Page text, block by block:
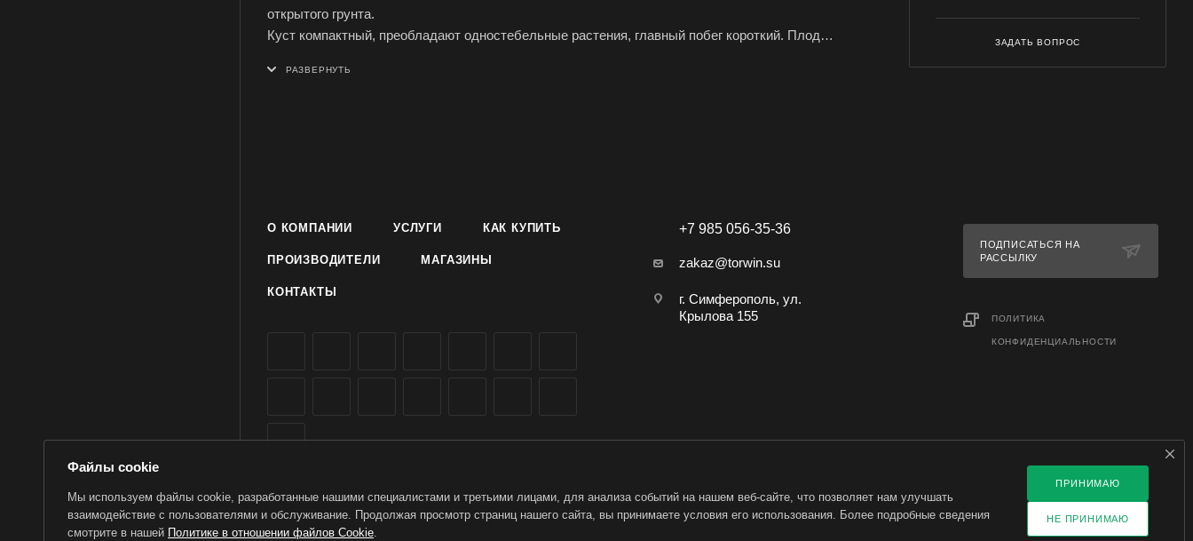
открытого грунта.
Куст компактный, преобладают одностебельные растения, главный побег короткий. Плод
деревянистая, мякоть белая, плотная, нежная.
корень. При необходимости растения окучивают. При разрастании куста нужно удалить
Срезать плоды нужно 1-2 раза в неделю для новой завязи.
ЗАДАТЬ ВОПРОС
О КОМПАНИИ УСЛУГИ КАК КУПИТЬ
ПРОИЗВОДИТЕЛИ МАГАЗИНЫ
КОНТАКТЫ
+7 985 056-35-36
zakaz@torwin.su
г. Симферополь, ул.
Крылова 155
ПОДПИСАТЬСЯ НА
РАССЫЛКУ
ПОЛИТИКА
КОНФИДЕНЦИАЛЬНОСТИ
2026 © TorWin – интернет-магазин
Файлы cookie
Мы используем файлы cookie, разработанные нашими специалистами и третьими лицами, для анализа событий на нашем веб-сайте, что позволяет нам улучшать
взаимодействие с пользователями и обслуживание. Продолжая просмотр страниц нашего сайта, вы принимаете условия его использования. Более подробные сведения
смотрите в нашей Политике в отношении файлов Cookie.
ПРИНИМАЮ
НЕ ПРИНИМАЮ